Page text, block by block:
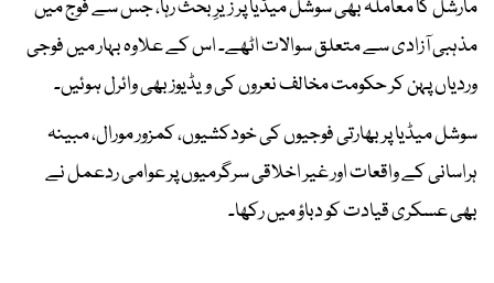
مارشل کا معاملہ بھی سوشل میڈیا پر زیرِ بحث رہا، جس سے فوج میں
مذہبی آزادی سے متعلق سوالات اٹھے۔ اس کے علاوہ بہار میں فوجی
وردیاں پہن کر حکومت مخالف نعروں کی ویڈیوز بھی وائرل ہوئیں۔
سوشل میڈیا پر بھارتی فوجیوں کی خودکشیوں، کمزور مورال، مبینہ
ہراسانی کے واقعات اور غیر اخلاقی سرگرمیوں پر عوامی ردعمل نے
بھی عسکری قیادت کو دباؤ میں رکھا۔